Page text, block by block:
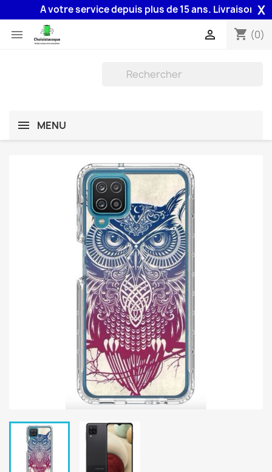
A votre service depuis plus de 15 ans. Livraison 48H
X
 shopping_cart (0)

MENU